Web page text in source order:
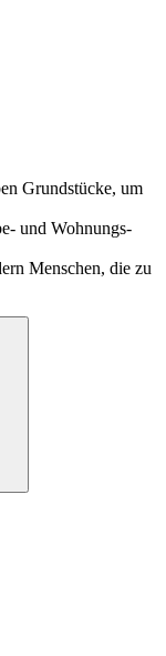
Grund­stücke, um
und Wohnungs­
Menschen, die zu